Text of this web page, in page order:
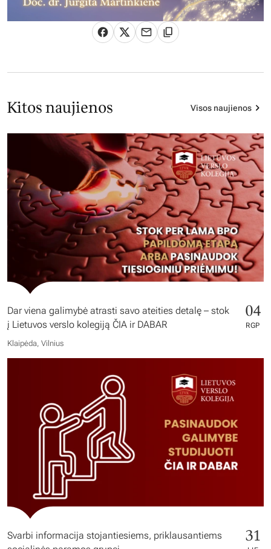
Kitos naujienos Visos naujienos
Dar viena galimybė atrasti savo ateities detalę – stok
į Lietuvos verslo kolegiją ČIA ir DABAR
04
RGP
Klaipėda, Vilnius
Svarbi informacija stojantiesiems, priklausantiems
31